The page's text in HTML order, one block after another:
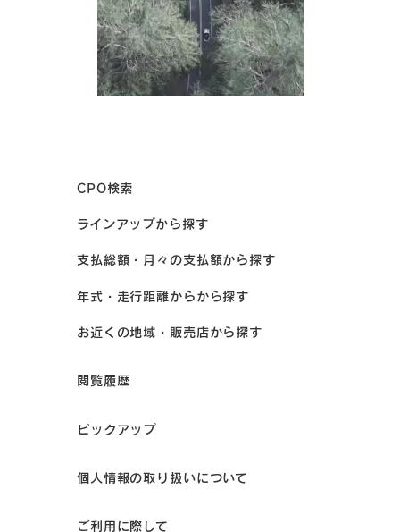
CPO検索
ラインアップから探す
支払総額・月々の支払額から探す
年式・走行距離からから探す
お近くの地域・販売店から探す
閲覧履歴
ピックアップ
個人情報の取り扱いについて
ご利用に際して